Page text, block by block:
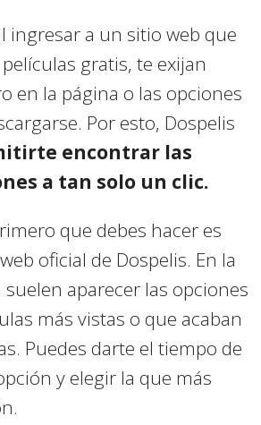
ingresar a un sitio web que
gratis, te exijan
en la página o las opciones
Por esto, Dospelis
encontrar las
a tan solo un clic.
que debes hacer es
oficial de Dospelis. En la
aparecer las opciones
más vistas o que acaban
Puedes darte el tiempo de
y elegir la que más